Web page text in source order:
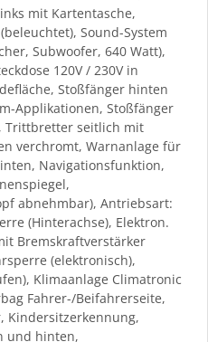
mit Kartentasche,
Sound-System
Subwoofer, 640 Watt),
120V / 230V in
Stoßfänger hinten
Applikationen, Stoßfänger
Trittbretter seitlich mit
verchromt, Warnanlage für
Navigationsfunktion,
abnehmbar), Antriebsart:
(Hinterachse), Elektron.
Bremskraftverstärker
(elektronisch),
Klimaanlage Climatronic
Fahrer-/Beifahrerseite,
Kindersitzerkennung,
und hinten,